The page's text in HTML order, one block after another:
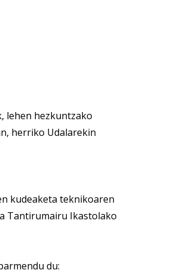
lehen hezkuntzako
herriko Udalarekin
kudeaketa teknikoaren
Tantirumairu Ikastolako
du: